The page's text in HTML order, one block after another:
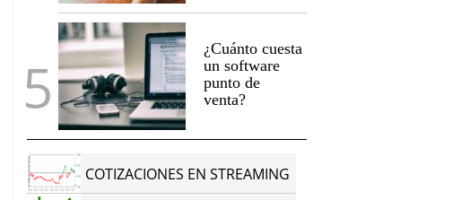
¿Cuánto cuesta
un software
punto de
venta?
COTIZACIONES EN STREAMING